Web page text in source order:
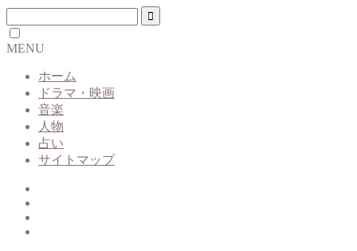
MENU
ホーム
ドラマ・映画
音楽
人物
占い
サイトマップ